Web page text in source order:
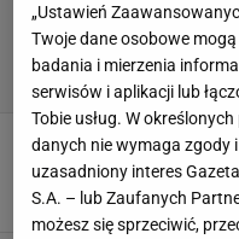
Trener
nie
Jacek
„Ustawień
Twoje dane osobowe
badania i mierzenia
serwisów i aplikacji lub
Tobie usług. W
danych nie wymaga zgody
uzasadniony interes
S.A. – lub Zaufanych
możesz się sprzeciwić,